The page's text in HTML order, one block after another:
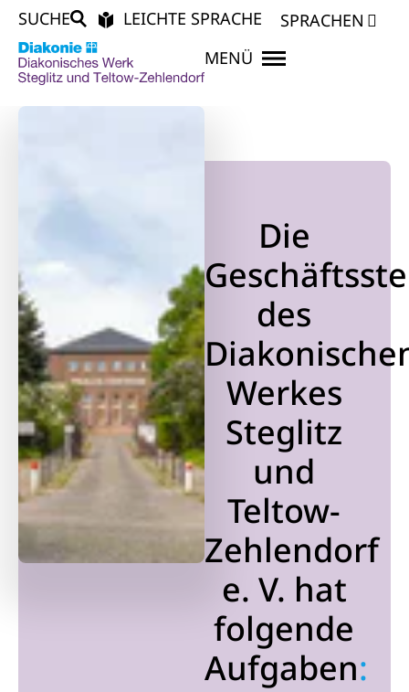
SUCHE LEICHTE SPRACHE
SPRACHEN
MENÜ
Die
des
Werkes
Steglitz
und
Teltow-
Zehlendorf
e. V. hat
folgende
Aufgaben: